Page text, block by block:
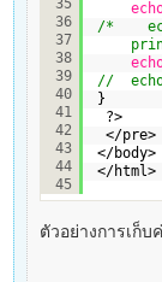
36
37
38
39
40
41
42
43
44
45
/*
//
}
?>
</pre>
</body>
</html>
ตัวอย่างการเก็